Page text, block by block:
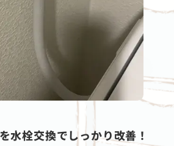
水栓交換でしっかり改善！